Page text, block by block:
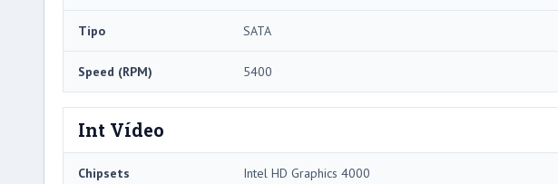
Tipo SATA
Speed ​​(RPM) 5400
Int Vídeo
Chipsets Intel HD Graphics 4000